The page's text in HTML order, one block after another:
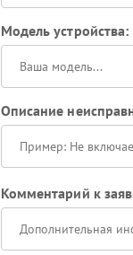
Модель устройства:
Описание
Комментарий к